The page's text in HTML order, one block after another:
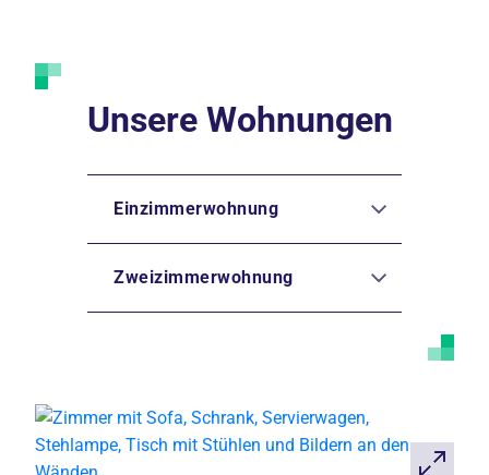
Unsere Wohnungen
Einzimmerwohnung
Zweizimmerwohnung